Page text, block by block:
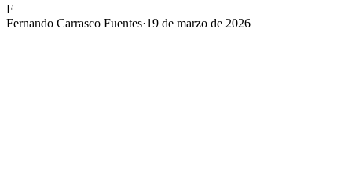
F
Fernando Carrasco Fuentes·19 de marzo de 2026